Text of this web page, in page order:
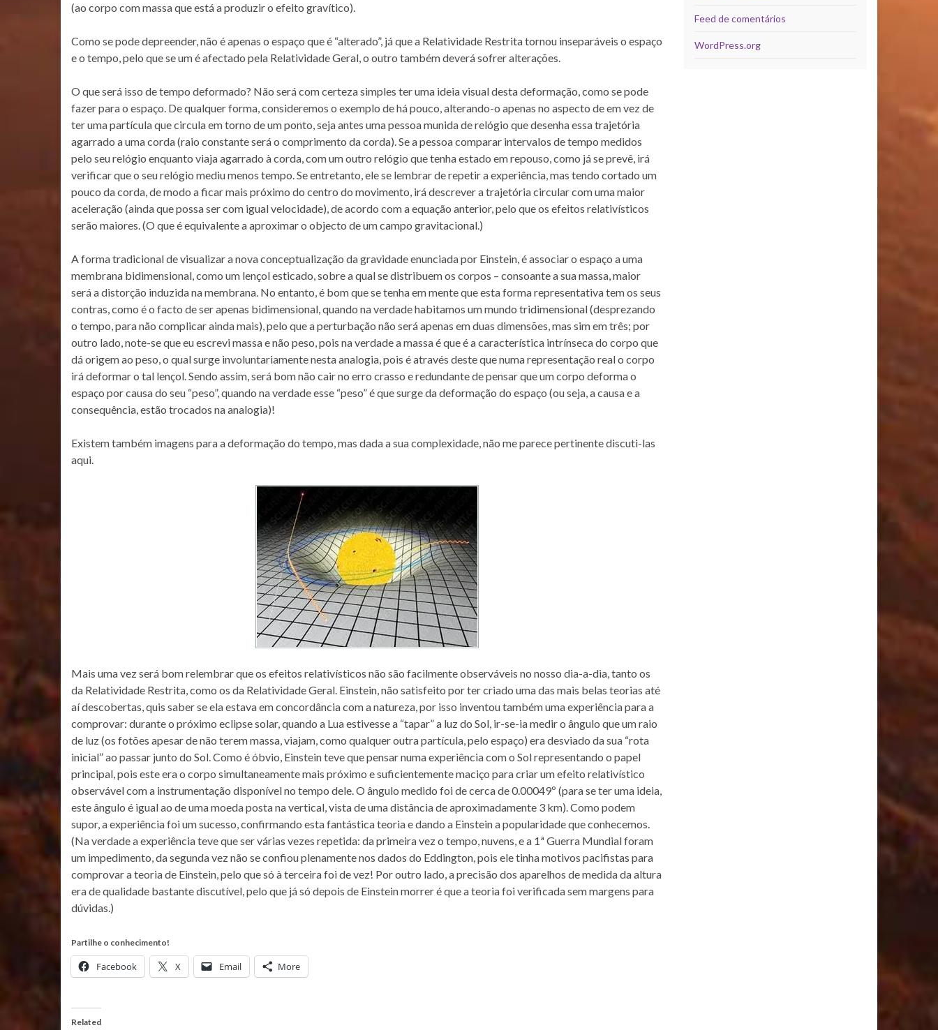
(ao corpo com massa que está a produzir o efeito gravítico).
Como se pode depreender, não é apenas o espaço que é “alterado”, já que a Relatividade Restrita tornou inseparáveis o espaço
e o tempo, pelo que se um é afectado pela Relatividade Geral, o outro também deverá sofrer alterações.
O que será isso de tempo deformado? Não será com certeza simples ter uma ideia visual desta deformação, como se pode
fazer para o espaço. De qualquer forma, consideremos o exemplo de há pouco, alterando-o apenas no aspecto de em vez de
ter uma partícula que circula em torno de um ponto, seja antes uma pessoa munida de relógio que desenha essa trajetória
agarrado a uma corda (raio constante será o comprimento da corda). Se a pessoa comparar intervalos de tempo medidos
pelo seu relógio enquanto viaja agarrado à corda, com um outro relógio que tenha estado em repouso, como já se prevê, irá
verificar que o seu relógio mediu menos tempo. Se entretanto, ele se lembrar de repetir a experiência, mas tendo cortado um
pouco da corda, de modo a ficar mais próximo do centro do movimento, irá descrever a trajetória circular com uma maior
aceleração (ainda que possa ser com igual velocidade), de acordo com a equação anterior, pelo que os efeitos relativísticos
serão maiores. (O que é equivalente a aproximar o objecto de um campo gravitacional.)
A forma tradicional de visualizar a nova conceptualização da gravidade enunciada por Einstein, é associar o espaço a uma
membrana bidimensional, como um lençol esticado, sobre a qual se distribuem os corpos – consoante a sua massa, maior
será a distorção induzida na membrana. No entanto, é bom que se tenha em mente que esta forma representativa tem os seus
contras, como é o facto de ser apenas bidimensional, quando na verdade habitamos um mundo tridimensional (desprezando
o tempo, para não complicar ainda mais), pelo que a perturbação não será apenas em duas dimensões, mas sim em três; por
outro lado, note-se que eu escrevi massa e não peso, pois na verdade a massa é que é a característica intrínseca do corpo que
dá origem ao peso, o qual surge involuntariamente nesta analogia, pois é através deste que numa representação real o corpo
irá deformar o tal lençol. Sendo assim, será bom não cair no erro crasso e redundante de pensar que um corpo deforma o
espaço por causa do seu “peso”, quando na verdade esse “peso” é que surge da deformação do espaço (ou seja, a causa e a
consequência, estão trocados na analogia)!
Existem também imagens para a deformação do tempo, mas dada a sua complexidade, não me parece pertinente discuti-las
aqui.
Mais uma vez será bom relembrar que os efeitos relativísticos não são facilmente observáveis no nosso dia-a-dia, tanto os
da Relatividade Restrita, como os da Relatividade Geral. Einstein, não satisfeito por ter criado uma das mais belas teorias até
aí descobertas, quis saber se ela estava em concordância com a natureza, por isso inventou também uma experiência para a
comprovar: durante o próximo eclipse solar, quando a Lua estivesse a “tapar” a luz do Sol, ir-se-ia medir o ângulo que um raio
de luz (os fotões apesar de não terem massa, viajam, como qualquer outra partícula, pelo espaço) era desviado da sua “rota
inicial” ao passar junto do Sol. Como é óbvio, Einstein teve que pensar numa experiência com o Sol representando o papel
principal, pois este era o corpo simultaneamente mais próximo e suficientemente maciço para criar um efeito relativístico
observável com a instrumentação disponível no tempo dele. O ângulo medido foi de cerca de 0.00049º (para se ter uma ideia,
este ângulo é igual ao de uma moeda posta na vertical, vista de uma distância de aproximadamente 3 km). Como podem
supor, a experiência foi um sucesso, confirmando esta fantástica teoria e dando a Einstein a popularidade que conhecemos.
(Na verdade a experiência teve que ser várias vezes repetida: da primeira vez o tempo, nuvens, e a 1ª Guerra Mundial foram
um impedimento, da segunda vez não se confiou plenamente nos dados do Eddington, pois ele tinha motivos pacifistas para
comprovar a teoria de Einstein, pelo que só à terceira foi de vez! Por outro lado, a precisão dos aparelhos de medida da altura
era de qualidade bastante discutível, pelo que já só depois de Einstein morrer é que a teoria foi verificada sem margens para
dúvidas.)
Partilhe o conhecimento!
Facebook X Email More
Related
Feed de comentários
WordPress.org